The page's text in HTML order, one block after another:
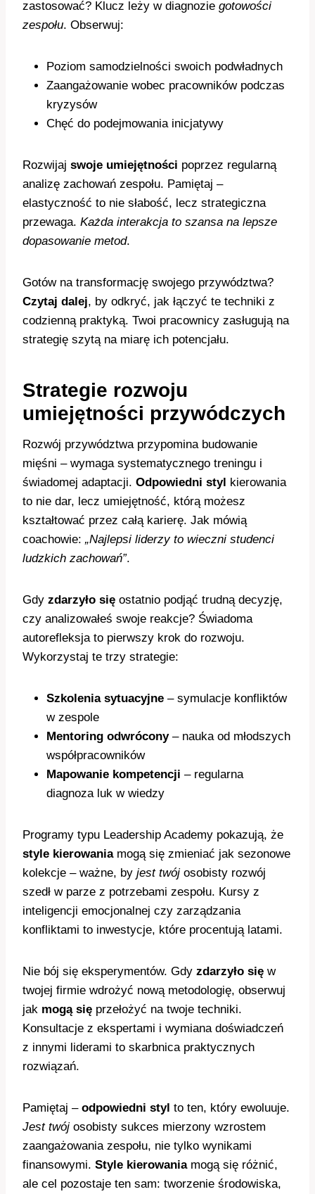
zastosować? Klucz leży w diagnozie gotowości
zespołu. Obserwuj:
Poziom samodzielności swoich podwładnych
Zaangażowanie wobec pracowników podczas
kryzysów
Chęć do podejmowania inicjatywy
Rozwijaj swoje umiejętności poprzez regularną
analizę zachowań zespołu. Pamiętaj –
elastyczność to nie słabość, lecz strategiczna
przewaga. Każda interakcja to szansa na lepsze
dopasowanie metod.
Gotów na transformację swojego przywództwa?
Czytaj dalej, by odkryć, jak łączyć te techniki z
codzienną praktyką. Twoi pracownicy zasługują na
strategię szytą na miarę ich potencjału.
Strategie rozwoju
umiejętności przywódczych
Rozwój przywództwa przypomina budowanie
mięśni – wymaga systematycznego treningu i
świadomej adaptacji. Odpowiedni styl kierowania
to nie dar, lecz umiejętność, którą możesz
kształtować przez całą karierę. Jak mówią
coachowie: „Najlepsi liderzy to wieczni studenci
ludzkich zachowań”.
Gdy zdarzyło się ostatnio podjąć trudną decyzję,
czy analizowałeś swoje reakcje? Świadoma
autorefleksja to pierwszy krok do rozwoju.
Wykorzystaj te trzy strategie:
Szkolenia sytuacyjne – symulacje konfliktów
w zespole
Mentoring odwrócony– nauka od młodszych
współpracowników
Mapowanie kompetencji – regularna
diagnoza luk w wiedzy
Programy typu Leadership Academy pokazują, że
style kierowaniamogą się zmieniać jak sezonowe
kolekcje – ważne, by jest twój osobisty rozwój
szedł w parze z potrzebami zespołu. Kursy z
inteligencji emocjonalnej czy zarządzania
konfliktami to inwestycje, które procentują latami.
Nie bój się eksperymentów. Gdy zdarzyło się w
twojej firmie wdrożyć nową metodologię, obserwuj
jak mogą się przełożyć na twoje techniki.
Konsultacje z ekspertami i wymiana doświadczeń
z innymi liderami to skarbnica praktycznych
rozwiązań.
Pamiętaj – odpowiedni styl to ten, który ewoluuje.
Jest twój osobisty sukces mierzony wzrostem
zaangażowania zespołu, nie tylko wynikami
finansowymi. Style kierowaniamogą się różnić,
ale cel pozostaje ten sam: tworzenie środowiska,